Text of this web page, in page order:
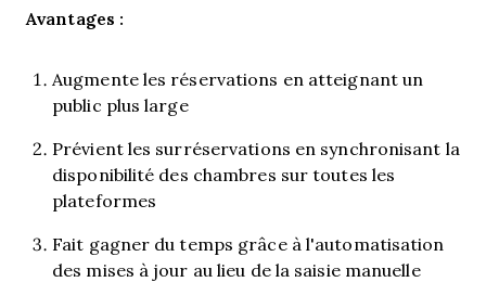
Avantages :
Augmente les réservations en atteignant un
public plus large
Prévient les surréservations en synchronisant la
disponibilité des chambres sur toutes les
plateformes
Fait gagner du temps grâce à l'automatisation
des mises à jour au lieu de la saisie manuelle